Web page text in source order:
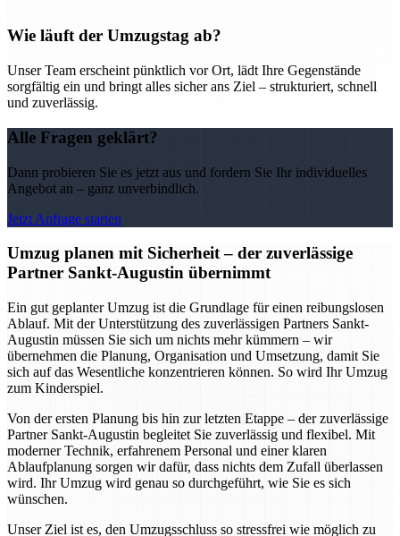
Wie läuft der Umzugstag ab?
Unser Team erscheint pünktlich vor Ort, lädt Ihre Gegenstände
sorgfältig ein und bringt alles sicher ans Ziel – strukturiert, schnell
und zuverlässig.
Alle Fragen geklärt?
Dann probieren Sie es jetzt aus und fordern Sie Ihr individuelles
Angebot an – ganz unverbindlich.
Jetzt Anfrage starten
Umzug planen mit Sicherheit – der zuverlässige
Partner Sankt-Augustin übernimmt
Ein gut geplanter Umzug ist die Grundlage für einen reibungslosen
Ablauf. Mit der Unterstützung des zuverlässigen Partners Sankt-
Augustin müssen Sie sich um nichts mehr kümmern – wir
übernehmen die Planung, Organisation und Umsetzung, damit Sie
sich auf das Wesentliche konzentrieren können. So wird Ihr Umzug
zum Kinderspiel.
Von der ersten Planung bis hin zur letzten Etappe – der zuverlässige
Partner Sankt-Augustin begleitet Sie zuverlässig und flexibel. Mit
moderner Technik, erfahrenem Personal und einer klaren
Ablaufplanung sorgen wir dafür, dass nichts dem Zufall überlassen
wird. Ihr Umzug wird genau so durchgeführt, wie Sie es sich
wünschen.
Unser Ziel ist es, den Umzugsschluss so stressfrei wie möglich zu